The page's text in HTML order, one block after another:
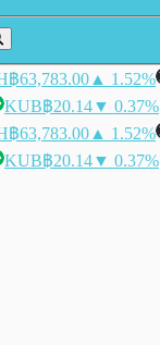
฿63,783.00 ▲ 1.52%
KUB฿20.14▼ 0.37%
฿63,783.00 ▲ 1.52%
KUB฿20.14▼ 0.37%